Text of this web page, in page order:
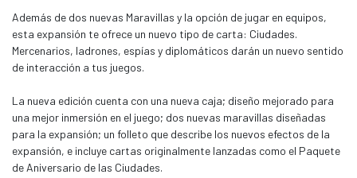
Además de dos nuevas Maravillas y la opción de jugar en equipos,
esta expansión te ofrece un nuevo tipo de carta: Ciudades.
Mercenarios, ladrones, espías y diplomáticos darán un nuevo sentido
de interacción a tus juegos.
La nueva edición cuenta con una nueva caja; diseño mejorado para
una mejor inmersión en el juego; dos nuevas maravillas diseñadas
para la expansión; un folleto que describe los nuevos efectos de la
expansión, e incluye cartas originalmente lanzadas como el Paquete
de Aniversario de las Ciudades.